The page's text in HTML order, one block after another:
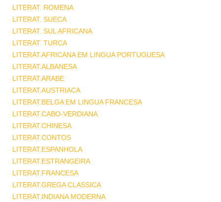
LITERAT. ROMENA
LITERAT. SUECA
LITERAT. SUL AFRICANA
LITERAT. TURCA
LITERAT.AFRICANA EM LINGUA PORTUGUESA
LITERAT.ALBANESA
LITERAT.ARABE
LITERAT.AUSTRIACA
LITERAT.BELGA EM LINGUA FRANCESA
LITERAT.CABO-VERDIANA
LITERAT.CHINESA
LITERAT.CONTOS
LITERAT.ESPANHOLA
LITERAT.ESTRANGEIRA
LITERAT.FRANCESA
LITERAT.GREGA CLASSICA
LITERAT.INDIANA MODERNA